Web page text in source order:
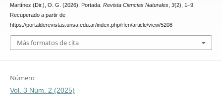
Martínez (Dir.), O. G. (2026). Portada. Revista Ciencias Naturales, 3(2), 1–9.
Recuperado a partir de
https://portalderevistas.unsa.edu.ar/index.php/rfcn/article/view/5208
Más formatos de cita
Número
Vol. 3 Núm. 2 (2025)